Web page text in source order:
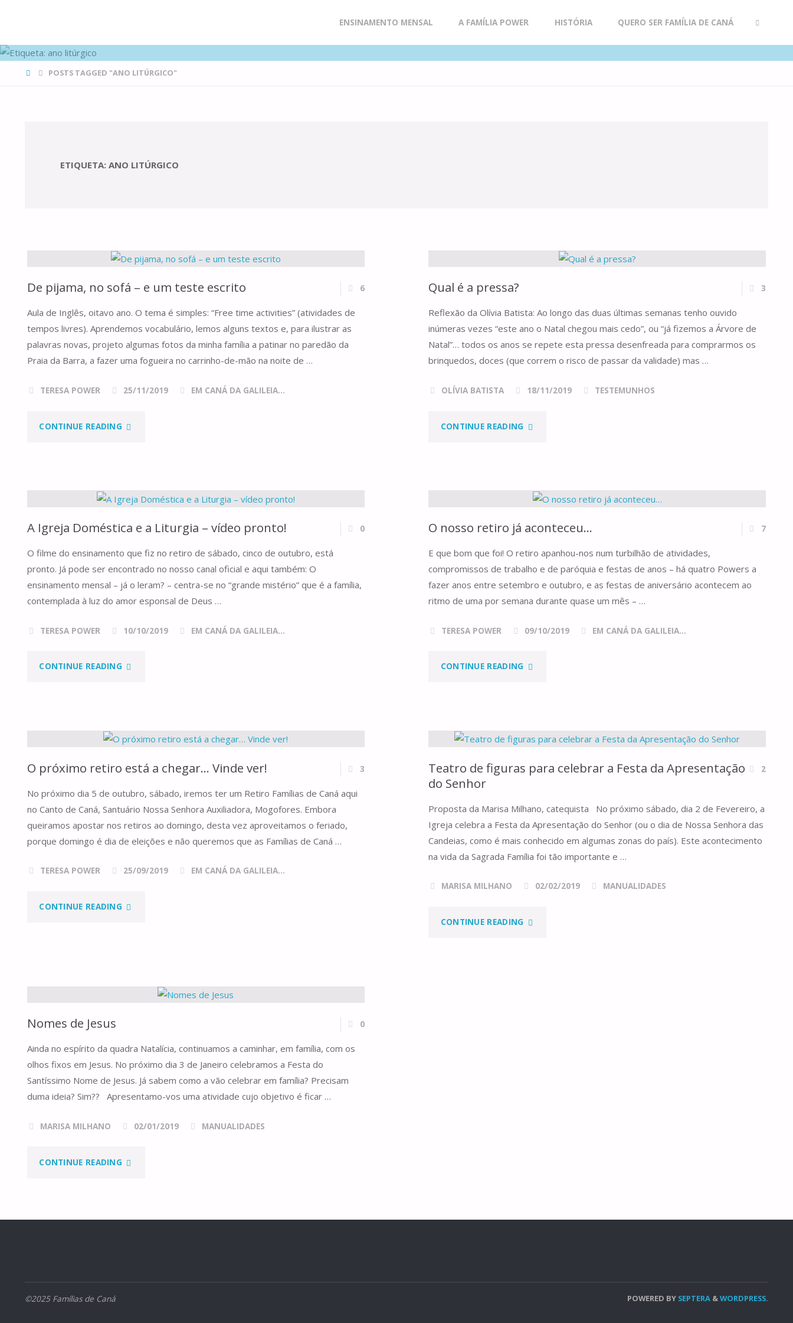
to
ENSINAMENTO MENSAL A FAMÍLIA POWER HISTÓRIA QUERO SER FAMÍLIA DE CANÁ
HOMEPOSTS TAGGED "ANO LITÚRGICO"
ETIQUETA: ANO LITÚRGICO
De pijama, no sofá – e um teste escrito 6
Aula de Inglês, oitavo ano. O tema é simples: “Free time activities” (atividades de
tempos livres). Aprendemos vocabulário, lemos alguns textos e, para ilustrar as
palavras novas, projeto algumas fotos da minha família a patinar no paredão da
Praia da Barra, a fazer uma fogueira no carrinho-de-mão na noite de …
TERESA POWER 25/11/2019 EM CANÁ DA GALILEIA...
CONTINUE READING "DE
SOFÁ
–
E
UM
TESTE
ESCRITO"
Qual é a pressa? 3
Reflexão da Olívia Batista: Ao longo das duas últimas semanas tenho ouvido
inúmeras vezes “este ano o Natal chegou mais cedo”, ou “já fizemos a Árvore de
Natal”… todos os anos se repete esta pressa desenfreada para comprarmos os
brinquedos, doces (que correm o risco de passar da validade) mas …
OLÍVIA BATISTA 18/11/2019 TESTEMUNHOS
CONTINUE READING "QUAL
PRESSA?"
A Igreja Doméstica e a Liturgia – vídeo pronto! 0
O filme do ensinamento que fiz no retiro de sábado, cinco de outubro, está
pronto. Já pode ser encontrado no nosso canal oficial e aqui também: O
ensinamento mensal – já o leram? – centra-se no “grande mistério” que é a família,
contemplada à luz do amor esponsal de Deus …
TERESA POWER 10/10/2019 EM CANÁ DA GALILEIA...
CONTINUE READING "A
E
A
LITURGIA
–
VÍDEO
PRONTO!"
O nosso retiro já aconteceu… 7
E que bom que foi! O retiro apanhou-nos num turbilhão de atividades,
compromissos de trabalho e de paróquia e festas de anos – há quatro Powers a
fazer anos entre setembro e outubro, e as festas de aniversário acontecem ao
ritmo de uma por semana durante quase um mês – …
TERESA POWER 09/10/2019 EM CANÁ DA GALILEIA...
CONTINUE READING "O
JÁ
ACONTECEU…"
O próximo retiro está a chegar… Vinde ver! 3
No próximo dia 5 de outubro, sábado, iremos ter um Retiro Famílias de Caná aqui
no Canto de Caná, Santuário Nossa Senhora Auxiliadora, Mogofores. Embora
queiramos apostar nos retiros ao domingo, desta vez aproveitamos o feriado,
porque domingo é dia de eleições e não queremos que as Famílias de Caná …
TERESA POWER 25/09/2019 EM CANÁ DA GALILEIA...
CONTINUE READING "O
VINDE
VER!"
Teatro de figuras para celebrar a Festa da Apresentação
do Senhor
2
Proposta da Marisa Milhano, catequista No próximo sábado, dia 2 de Fevereiro, a
Igreja celebra a Festa da Apresentação do Senhor (ou o dia de Nossa Senhora das
Candeias, como é mais conhecido em algumas zonas do país). Este acontecimento
na vida da Sagrada Família foi tão importante e …
MARISA MILHANO 02/02/2019 MANUALIDADES
CONTINUE READING "TEATRO
Nomes de Jesus 0
Ainda no espírito da quadra Natalícia, continuamos a caminhar, em família, com os
olhos fixos em Jesus. No próximo dia 3 de Janeiro celebramos a Festa do
Santíssimo Nome de Jesus. Já sabem como a vão celebrar em família? Precisam
duma ideia? Sim?? Apresentamo-vos uma atividade cujo objetivo é ficar …
MARISA MILHANO 02/01/2019 MANUALIDADES
CONTINUE READING "NOMES
©2025 Famílias de Caná POWERED BY SEPTERA &WORDPRESS.